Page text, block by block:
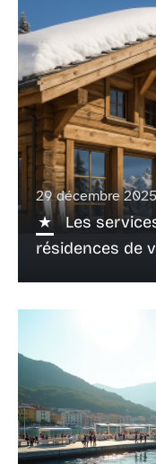
29 décembre 2025
Les
résidences de